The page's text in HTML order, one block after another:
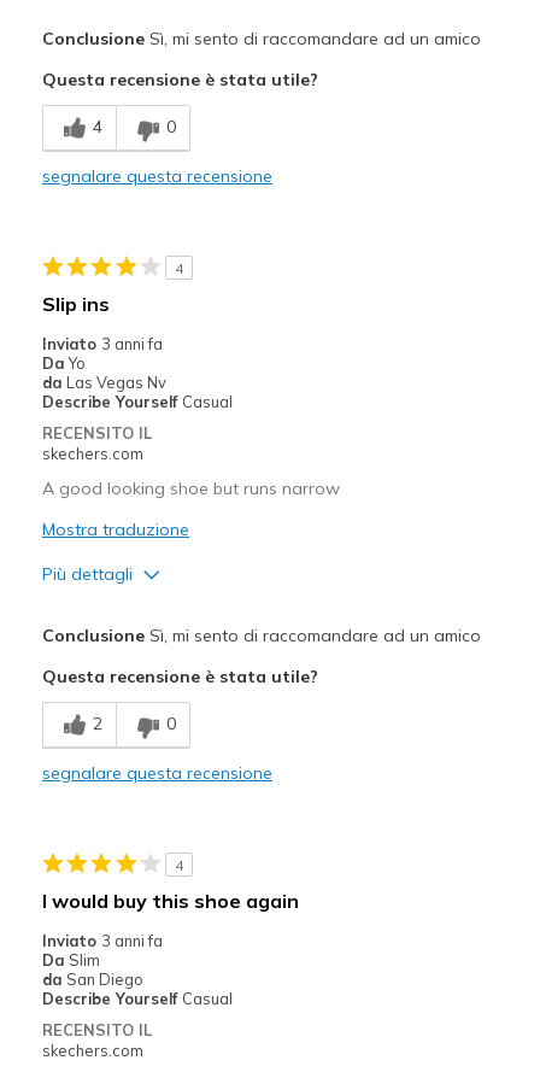
Breathe Well
Comfortable
Width
Sizing
Feels true to size
View On Shoes
ConclusioneSì, mi sento di raccomandare ad un amico
Questa recensione è stata utile?
4 0
segnalare questa recensione
4
Slip ins
Inviato 3 anni fa
Da Yo
da Las Vegas Nv
Describe Yourself Casual
RECENSITO IL
skechers.com
A good looking shoe but runs narrow
Mostra traduzione
Più dettagli
Breathe Well
Durable
Casual Wear
Width
Sizing
Feels half size too big
View On Shoes
ConclusioneSì, mi sento di raccomandare ad un amico
Questa recensione è stata utile?
2 0
segnalare questa recensione
4
I would buy this shoe again
Inviato 3 anni fa
Da Slim
da San Diego
Describe Yourself Casual
RECENSITO IL
skechers.com